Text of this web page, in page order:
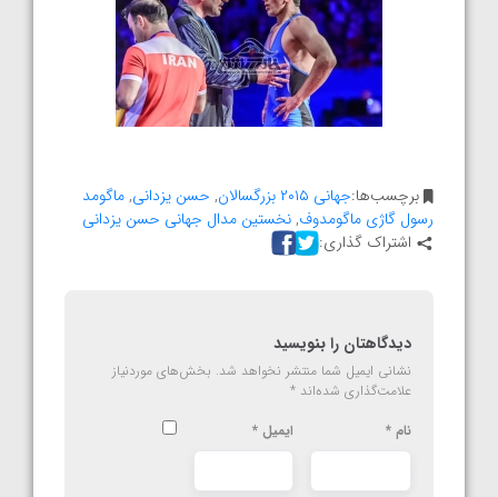
برچسب‌ها:جهانی ۲۰۱۵ بزرگسالان , حسن یزدانی,ماگومد
رسول گاژی ماگومدوف,نخستین مدال جهانی حسن یزدانی
اشتراک گذاری:
دیدگاهتان را بنویسید
نشانی ایمیل شما منتشر نخواهد شد. بخش‌های موردنیاز
علامت‌گذاری شده‌اند *
نام * ایمیل *